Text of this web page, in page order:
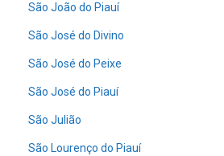
São João do Piauí
São José do Divino
São José do Peixe
São José do Piauí
São Julião
São Lourenço do Piauí